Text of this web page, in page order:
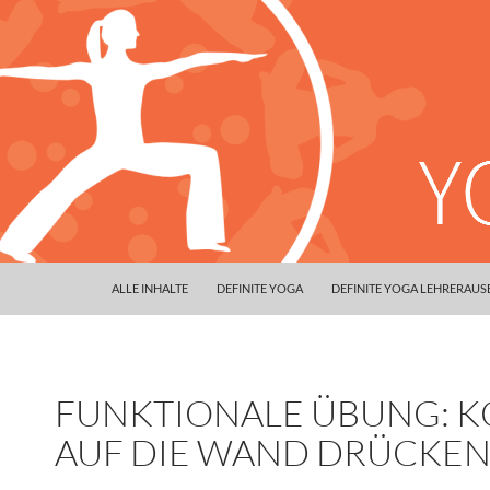
ALLE INHALTE DEFINITE YOGA DEFINITE YOGA
FUNKTIONALE ÜBUNG:
AUF DIE WAND DRÜCKEN